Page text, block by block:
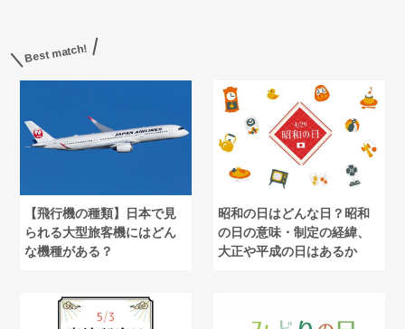
Best match!
【飛行機の種類】日本で見
られる大型旅客機にはどん
な機種がある？
昭和の日はどんな日？昭和
の日の意味・制定の経緯、
大正や平成の日はあるか